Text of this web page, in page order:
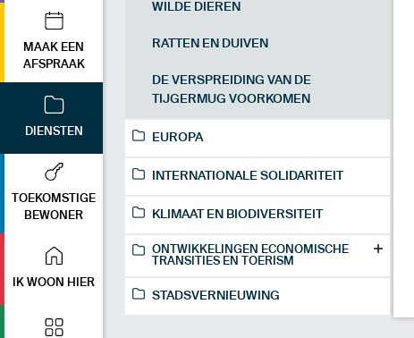
MAAK EEN
AFSPRAAK
DIENSTEN
TOEKOMSTIGE
BEWONER
IK WOON HIER
WILDE DIEREN
RATTEN EN DUIVEN
DE VERSPREIDING VAN DE
TIJGERMUG VOORKOMEN
EUROPA
INTERNATIONALE SOLIDARITEIT
KLIMAAT EN BIODIVERSITEIT
ONTWIKKELINGEN ECONOMISCHE
TRANSITIES EN TOERISM
STADSVERNIEUWING